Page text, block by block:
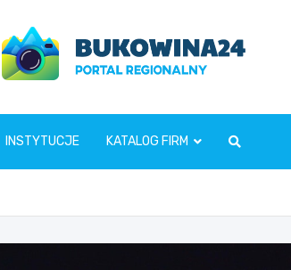
www.bukowina24.pl
INSTYTUCJE KATALOG FIRM